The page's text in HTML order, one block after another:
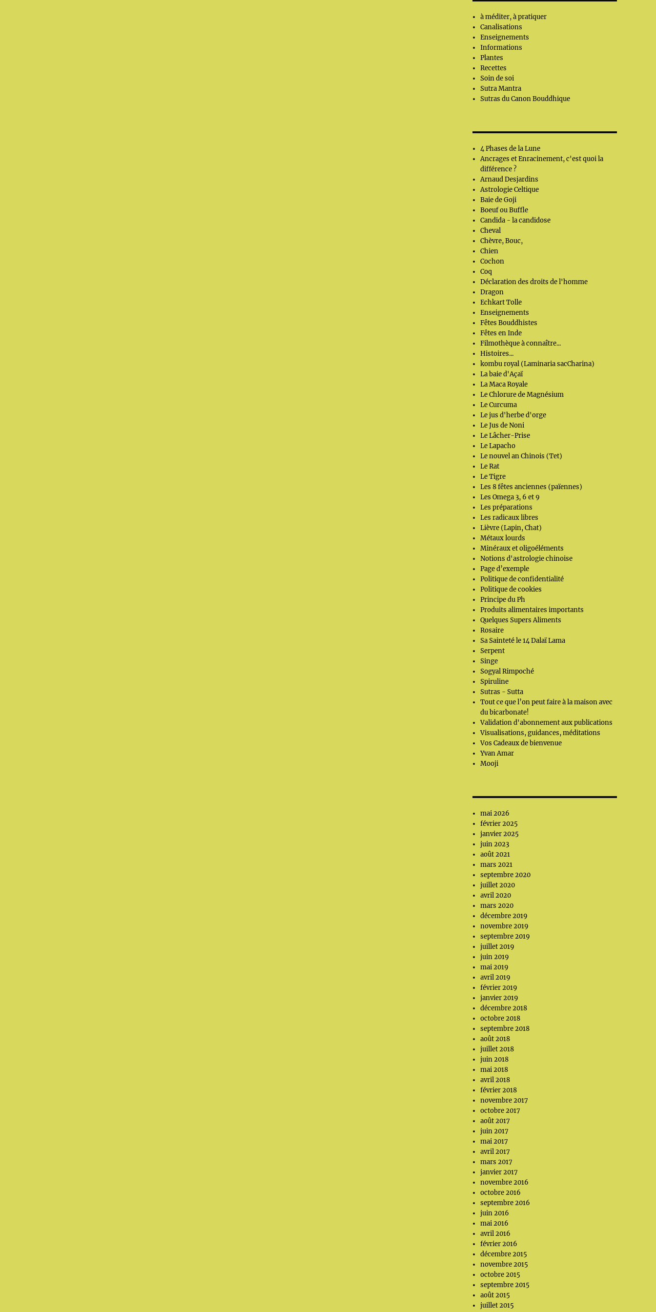
à méditer, à pratiquer
Canalisations
Enseignements
Informations
Plantes
Recettes
Soin de soi
Sutra Mantra
Sutras du Canon Bouddhique
4 Phases de la Lune
Ancrages et Enracinement, c'est quoi la
différence ?
Arnaud Desjardins
Astrologie Celtique
Baie de Goji
Boeuf ou Buffle
Candida - la candidose
Cheval
Chèvre, Bouc,
Chien
Cochon
Coq
Déclaration des droits de l'homme
Dragon
Echkart Tolle
Enseignements
Fêtes Bouddhistes
Fêtes en Inde
Filmothèque à connaître...
Histoires...
kombu royal (Laminaria sacCharina)
La baie d'Açaï
La Maca Royale
Le Chlorure de Magnésium
Le Curcuma
Le jus d'herbe d'orge
Le Jus de Noni
Le Lâcher-Prise
Le Lapacho
Le nouvel an Chinois (Tet)
Le Rat
Le Tigre
Les 8 fêtes anciennes (païennes)
Les Omega 3, 6 et 9
Les préparations
Les radicaux libres
Lièvre (Lapin, Chat)
Métaux lourds
Minéraux et oligoéléments
Notions d'astrologie chinoise
Page d’exemple
Politique de confidentialité
Politique de cookies
Principe du Ph
Produits alimentaires importants
Quelques Supers Aliments
Rosaire
Sa Sainteté le 14 Dalaï Lama
Serpent
Singe
Sogyal Rimpoché
Spiruline
Sutras - Sutta
Tout ce que l’on peut faire à la maison avec
du bicarbonate!
Validation d'abonnement aux publications
Visualisations, guidances, méditations
Vos Cadeaux de bienvenue
Yvan Amar
Mooji
mai 2026
février 2025
janvier 2025
juin 2023
août 2021
mars 2021
septembre 2020
juillet 2020
avril 2020
mars 2020
décembre 2019
novembre 2019
septembre 2019
juillet 2019
juin 2019
mai 2019
avril 2019
février 2019
janvier 2019
décembre 2018
octobre 2018
septembre 2018
août 2018
juillet 2018
juin 2018
mai 2018
avril 2018
février 2018
novembre 2017
octobre 2017
août 2017
juin 2017
mai 2017
avril 2017
mars 2017
janvier 2017
novembre 2016
octobre 2016
septembre 2016
juin 2016
mai 2016
avril 2016
février 2016
décembre 2015
novembre 2015
octobre 2015
septembre 2015
août 2015
juillet 2015